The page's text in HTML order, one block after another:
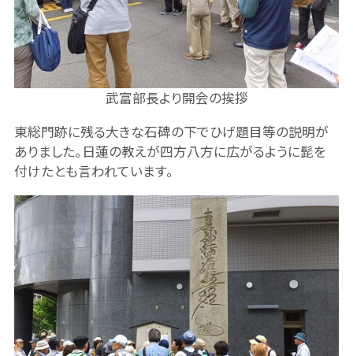
武富部長より開会の挨拶
東総門跡に残る大きな石碑の下でひげ題目等の説明が
ありました。日蓮の教えが四方八方に広がるように髭を
付けたとも言われています。